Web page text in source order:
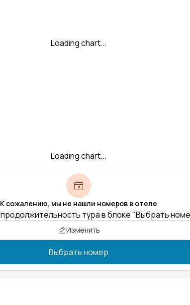
Loading chart...
Loading chart...
К сожалению, мы не нашли номеров в отеле
тура в блоке "Выбрать
Изменить
Выбрать номер